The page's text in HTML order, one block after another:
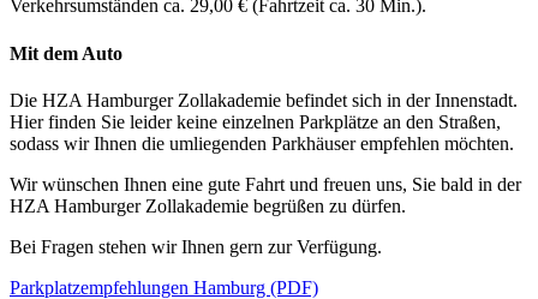
Verkehrsumständen ca. 29,00 € (Fahrtzeit ca. 30 Min.).
Mit dem Auto
Die HZA Hamburger Zollakademie befindet sich in der Innenstadt.
Hier finden Sie leider keine einzelnen Parkplätze an den Straßen,
sodass wir Ihnen die umliegenden Parkhäuser empfehlen möchten.
Wir wünschen Ihnen eine gute Fahrt und freuen uns, Sie bald in der
HZA Hamburger Zollakademie begrüßen zu dürfen.
Bei Fragen stehen wir Ihnen gern zur Verfügung.
Parkplatzempfehlungen Hamburg (PDF)